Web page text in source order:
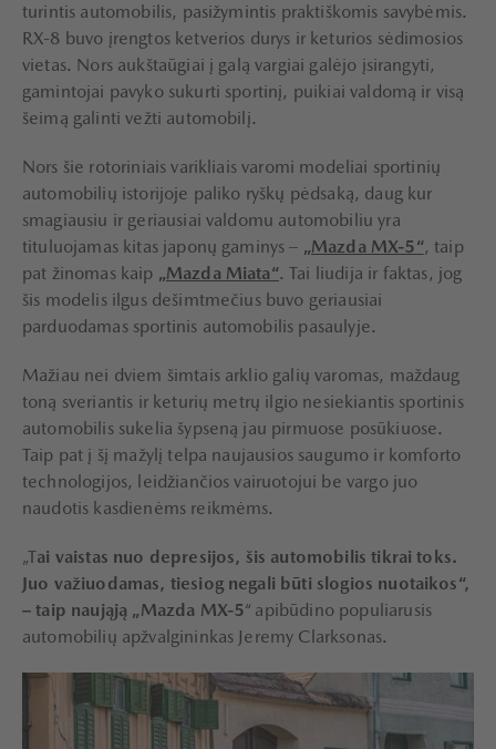
turintis automobilis, pasižymintis praktiškomis savybėmis.
RX-8 buvo įrengtos ketverios durys ir keturios sėdimosios
vietas. Nors aukštaūgiai į galą vargiai galėjo įsirangyti,
gamintojai pavyko sukurti sportinį, puikiai valdomą ir visą
šeimą galinti vežti automobilį.
Nors šie rotoriniais varikliais varomi modeliai sportinių
automobilių istorijoje paliko ryškų pėdsaką, daug kur
smagiausiu ir geriausiai valdomu automobiliu yra
tituluojamas kitas japonų gaminys – „Mazda MX-5“, taip
pat žinomas kaip „Mazda Miata“. Tai liudija ir faktas, jog
šis modelis ilgus dešimtmečius buvo geriausiai
parduodamas sportinis automobilis pasaulyje.
Mažiau nei dviem šimtais arklio galių varomas, maždaug
toną sveriantis ir keturių metrų ilgio nesiekiantis sportinis
automobilis sukelia šypseną jau pirmuose posūkiuose.
Taip pat į šį mažylį telpa naujausios saugumo ir komforto
technologijos, leidžiančios vairuotojui be vargo juo
naudotis kasdienėms reikmėms.
„Tai vaistas nuo depresijos, šis automobilis tikrai toks.
Juo važiuodamas, tiesiog negali būti slogios nuotaikos“,
– taip naująją „Mazda MX-5“ apibūdino populiarusis
automobilių apžvalgininkas Jeremy Clarksonas.